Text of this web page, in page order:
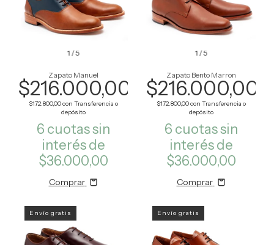
1 /5
Zapato Manuel
$216.000,00
$172.800,00con Transferencia o
depósito
6 cuotas sin
interés de
$36.000,00
Comprar
1 /5
Zapato Bento Marron
$216.000,00
$172.800,00con Transferencia o
depósito
6 cuotas sin
interés de
$36.000,00
Comprar
Envío gratis Envío gratis